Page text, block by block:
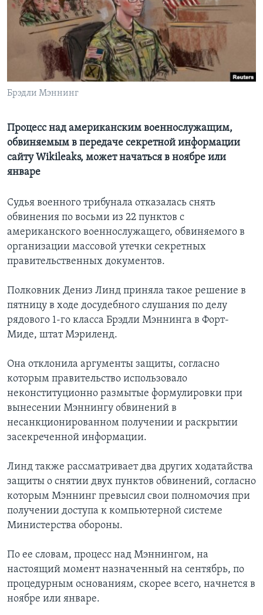
Learning English
СОЦИАЛЬНЫЕ СЕТИ
Брэдли Мэннинг
Процесс над американским военнослужащим,
обвиняемым в передаче секретной информации
сайту Wikileaks, может начаться в ноябре или
январе
Судья военного трибунала отказалась снять
обвинения по восьми из 22 пунктов с
американского военнослужащего, обвиняемого в
организации массовой утечки секретных
правительственных документов.
Полковник Дениз Линд приняла такое решение в
пятницу в ходе досудебного слушания по делу
рядового 1-го класса Брэдли Мэннинга в Форт-
Миде, штат Мэриленд.
Она отклонила аргументы защиты, согласно
которым правительство использовало
неконституционно размытые формулировки при
вынесении Мэннингу обвинений в
несанкционированном получении и раскрытии
засекреченной информации.
Линд также рассматривает два других ходатайства
защиты о снятии двух пунктов обвинений, согласно
которым Мэннинг превысил свои полномочия при
получении доступа к компьютерной системе
Министерства обороны.
По ее словам, процесс над Мэннингом, на
настоящий момент назначенный на сентябрь, по
процедурным основаниям, скорее всего, начнется в
ноябре или январе.